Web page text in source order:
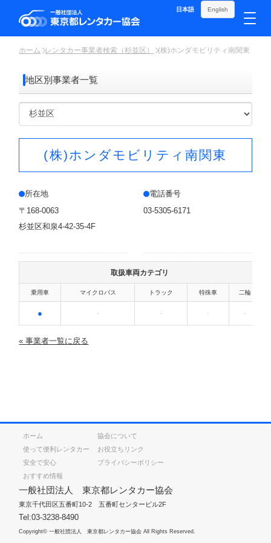
日本語 English
ホーム レンタカー事業者検索（杉並区） (株)ホンダモビリティ南関東
地区別事業者一覧
(株)ホンダモビリティ南関東
所在地
〒168-0063
杉並区和泉4-42-35-4F
電話番号
03-5305-6171
取扱車両カテゴリ
乗用車 マイクロバス トラック 特殊車 二輪
● - - - -
« 事業者一覧に戻る
一般社団法人 東京都レンタカー協会
東京千代田区五番町10-2 五番町センタービル2F
Tel:03-3238-8490
ホーム
使って便利レンタカー
安全で安心
おすすめ情報
協会について
お役立ちリンク
プライバシーポリシー
Copyright© 一般社団法人 東京都レンタカー協会 All Rights Reserved.